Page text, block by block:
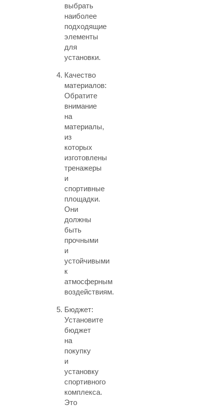
выбрать
наиболее
подходящие
элементы
для
установки.
Качество
материалов:
Обратите
внимание
на
материалы,
из
которых
изготовлены
тренажеры
и
спортивные
площадки.
Они
должны
быть
прочными
и
устойчивыми
к
атмосферным
воздействиям.
Бюджет:
Установите
бюджет
на
покупку
и
установку
спортивного
комплекса.
Это